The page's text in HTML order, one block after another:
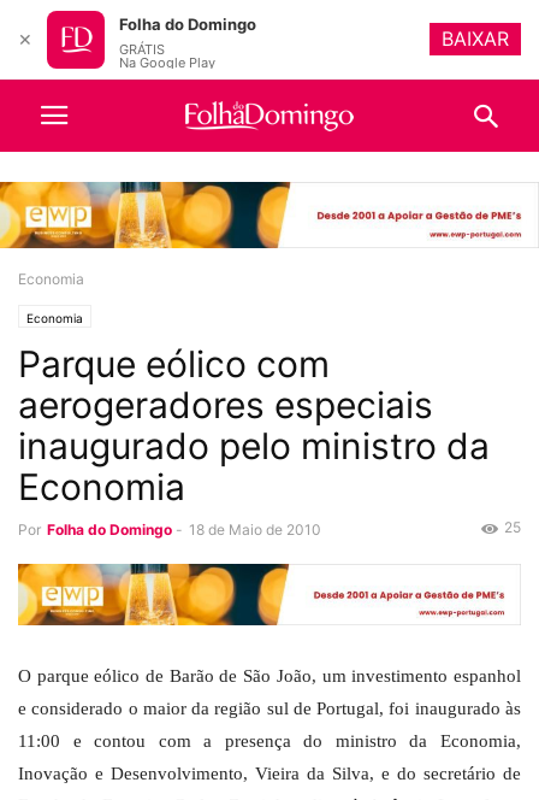
Economia
Economia
Parque eólico com
aerogeradores especiais
inaugurado pelo ministro da
Economia
Por Folha do Domingo - 18 de Maio de 2010 25
O parque eólico de Barão de São João, um investimento espanhol
e considerado o maior da região sul de Portugal, foi inaugurado às
11:00 e contou com a presença do ministro da Economia,
Inovação e Desenvolvimento, Vieira da Silva, e do secretário de
✕
Folha do Domingo
GRÁTIS
Na Google Play
BAIXAR